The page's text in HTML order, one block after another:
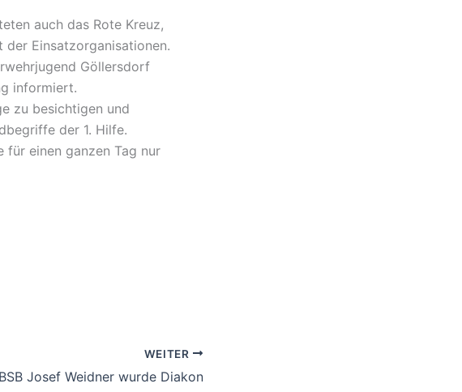
auch das Rote Kreuz,
Einsatzorganisationen.
Göllersdorf
informiert.
zu besichtigen und
der 1. Hilfe.
für einen ganzen Tag nur
WEITER
BSB Josef Weidner wurde Diakon